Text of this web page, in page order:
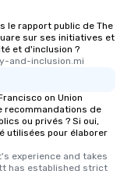
le rapport public de The
sur ses initiatives et
et d'inclusion ?
and-inclusion.mi
on Union
recommandations de
ou privés ? Si oui,
utilisées pour élaborer
experience and takes
has established strict